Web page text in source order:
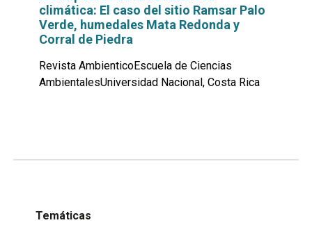
climática: El caso del sitio Ramsar Palo
Verde, humedales Mata Redonda y
Corral de Piedra
Revista AmbienticoEscuela de Ciencias
AmbientalesUniversidad Nacional, Costa Rica
Temáticas